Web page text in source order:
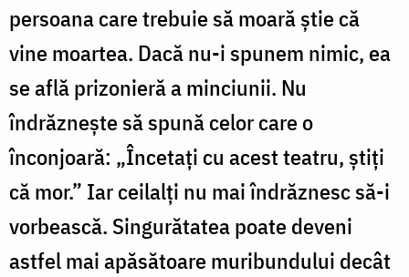
persoana care trebuie să moară ştie că
vine moartea. Dacă nu-i spunem nimic, ea
se află prizonieră a minciunii. Nu
îndrăzneşte să spună celor care o
înconjoară: „Încetaţi cu acest teatru, ştiţi
că mor.” Iar ceilalţi nu mai îndrăznesc să-i
vorbească. Singurătatea poate deveni
astfel mai apăsătoare muribundului decât